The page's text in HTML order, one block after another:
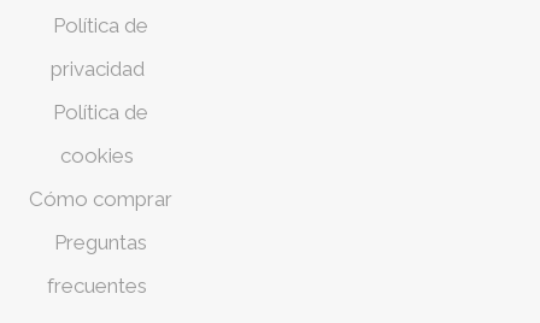
Política de
privacidad
Política de
cookies
Cómo comprar
Preguntas
frecuentes